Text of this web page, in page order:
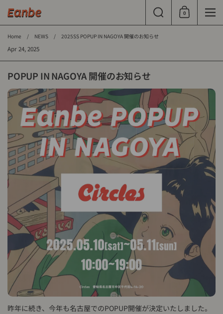
Shopping Cart
0
Home / NEWS / 2025SS POPUP IN NAGOYA 開催のお知らせ
Apr 24, 2025
POPUP IN NAGOYA 開催のお知らせ
昨年に続き、今年も名古屋でのPOPUP開催が決定いたしました。